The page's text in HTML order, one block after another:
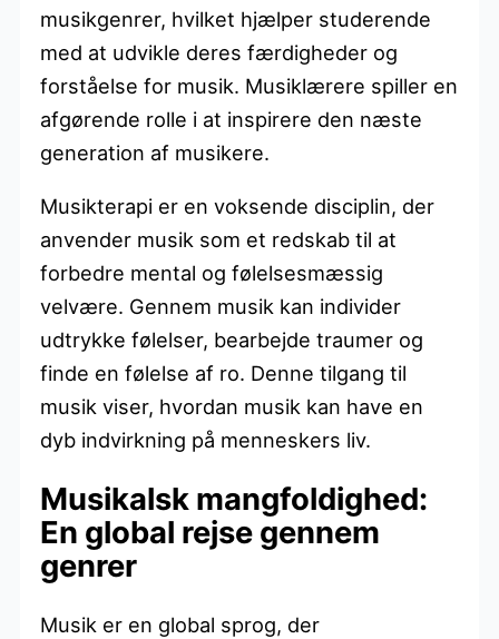
musikgenrer, hvilket hjælper studerende
med at udvikle deres færdigheder og
forståelse for musik. Musiklærere spiller en
afgørende rolle i at inspirere den næste
generation af musikere.
Musikterapi er en voksende disciplin, der
anvender musik som et redskab til at
forbedre mental og følelsesmæssig
velvære. Gennem musik kan individer
udtrykke følelser, bearbejde traumer og
finde en følelse af ro. Denne tilgang til
musik viser, hvordan musik kan have en
dyb indvirkning på menneskers liv.
Musikalsk mangfoldighed:
En global rejse gennem
genrer
Musik er en global sprog, der